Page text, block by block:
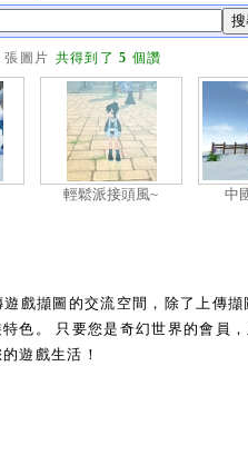
張圖片 共得到了5 個讚
輕鬆派接頭風~ 中
戲擷圖的交流空間，除了上傳
色。 只要您是奇幻世界的會員
遊戲生活！